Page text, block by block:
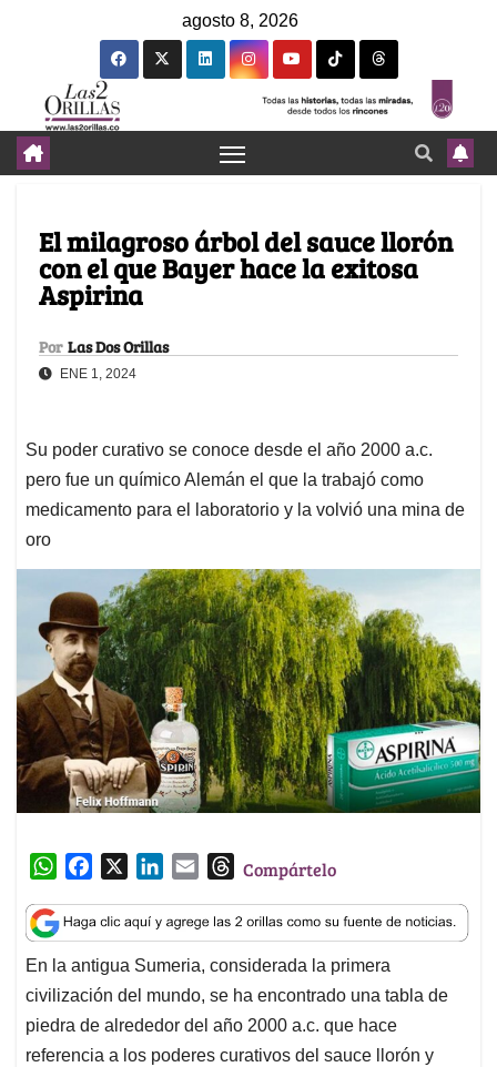
agosto 8, 2026
El milagroso árbol del sauce llorón
con el que Bayer hace la exitosa
Aspirina
Por Las Dos Orillas
ENE 1, 2024
Su poder curativo se conoce desde el año 2000 a.c.
pero fue un químico Alemán el que la trabajó como
medicamento para el laboratorio y la volvió una mina de
oro
W
a
t
s
A
p
p
c
e
b
o
o
k
n
k
e
d
I
n
a
i
l
T
r
e
a
d
s
Compártelo
En la antigua Sumeria, considerada la primera
civilización del mundo, se ha encontrado una tabla de
piedra de alrededor del año 2000 a.c. que hace
referencia a los poderes curativos del sauce llorón y